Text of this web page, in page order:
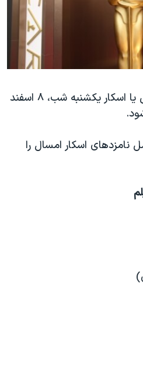
ایران
صلح
«سی‌پک»
مراسم اهدای جوایز آکادمی یا اسکار یکشنبه شب، ۸ اسفند
نامزدهای اسکار امسال را